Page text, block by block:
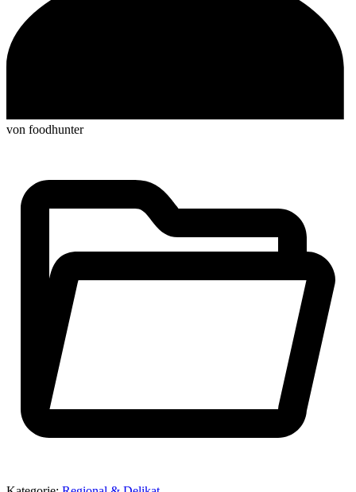
von foodhunter